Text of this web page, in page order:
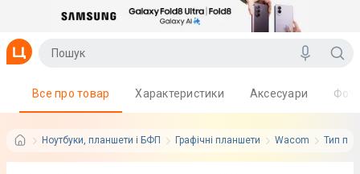
Ноутбуки, планшети і БФП Графічні планшети Wacom Тип
Все про товар Характеристики Аксесуари